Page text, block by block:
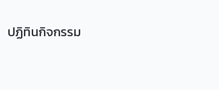
ปฏิทินกิจกรรม